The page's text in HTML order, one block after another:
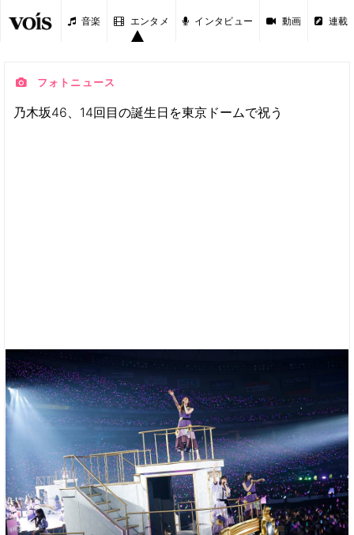
音楽 エンタメ インタビュー 動画 連載
フォトニュース
乃木坂46、14回目の誕生日を東京ドームで祝う